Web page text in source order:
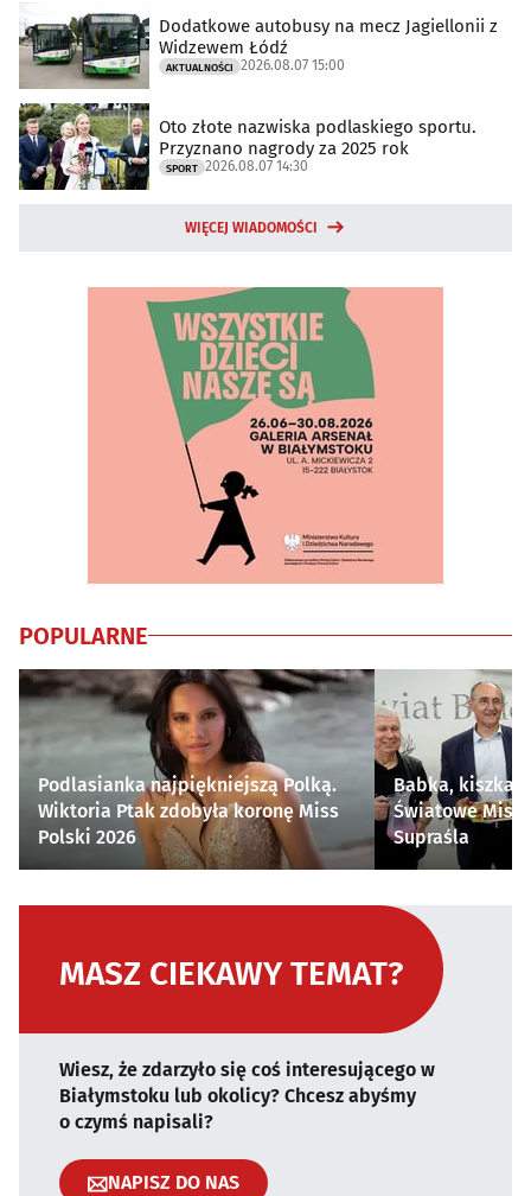
Dodatkowe autobusy na mecz Jagiellonii z
Widzewem Łódź
AKTUALNOŚCI 2026.08.07 15:00
Oto złote nazwiska podlaskiego sportu.
Przyznano nagrody za 2025 rok
SPORT 2026.08.07 14:30
WIĘCEJ WIADOMOŚCI
POPULARNE
Podlasianka najpiękniejszą Polką.
Wiktoria Ptak zdobyła koronę Miss
Polski 2026
Babka, kiszka i
Światowe
Supraśla
MASZ CIEKAWY TEMAT?
Wiesz, że zdarzyło się coś interesującego w
Białymstoku lub okolicy? Chcesz abyśmy
o czymś napisali?
NAPISZ DO NAS